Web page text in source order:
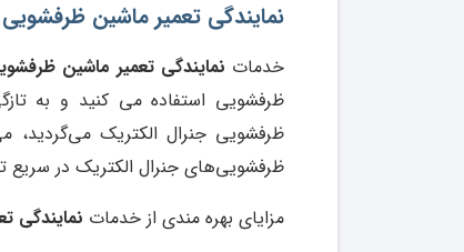
نمایندگی تعمیر ماشین
خدمات نمایندگی تعمیر ماشین
ظرفشویی استفاده می کنید و به
ظرفشویی جنرال الکتریک
ظرفشویی‌های جنرال الکتریک در سریع
مزایای بهره مندی از خدمات نمایندگی